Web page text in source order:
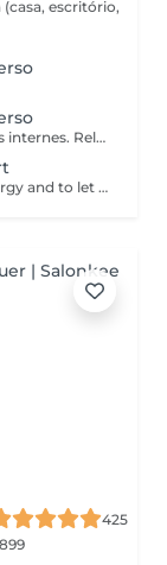
Relaxation par hamonisation de vos vibrations internes. Relaxamento pela harmonização de suas vibrações internas.
I have the ability to feel the person's inner energy and to let myself be guided by the demands of the massee's body.
425